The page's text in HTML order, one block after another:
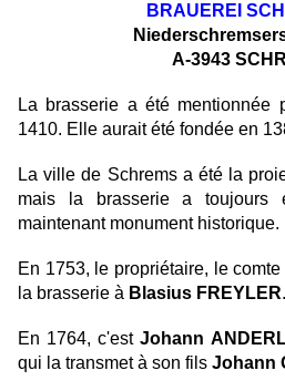
BRAUEREI
A-3943
La brasserie a été mentionnée
1410. Elle aurait été fondée en
La ville de Schrems a été la
mais la brasserie a toujours
maintenant monument historique.
En 1753, le propriétaire, le comte
la brasserie à Blasius FREYLER.
En 1764, c'estJohann
qui la transmet à son fils Johann